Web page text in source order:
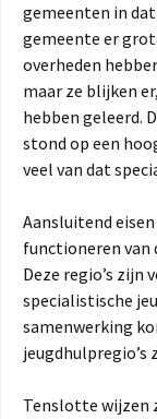
gemeenten in
gemeente er
overheden
maar ze blijken
hebben geleerd.
stond op een
veel van dat
Aansluitend
functioneren van
Deze regio’s
specialistische
samenwerking
jeugdhulpregio’s
Tenslotte wijzen